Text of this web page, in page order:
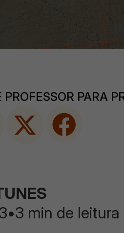
PROFESSOR PARA
•3 min de leitura